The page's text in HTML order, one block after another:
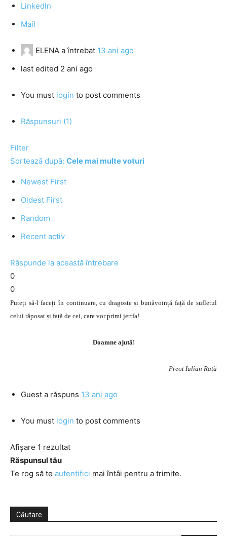
LinkedIn
Mail
ELENA a întrebat 13 ani ago
last edited 2 ani ago
You must login to post comments
Răspunsuri (1)
Filter
Sortează după: Cele mai multe voturi
Newest First
Oldest First
Random
Recent activ
Răspunde la această întrebare
0
0
Puteți să-l faceți în continuare, cu dragoste și bunăvoință față de sufletul
celui răposat și față de cei, care vor primi jertfa!
Doamne ajută!
Preot Iulian Rață
Guest a răspuns 13 ani ago
You must login to post comments
Afișare 1 rezultat
Răspunsul tău
Te rog să te autentifici mai întâi pentru a trimite.
Căutare